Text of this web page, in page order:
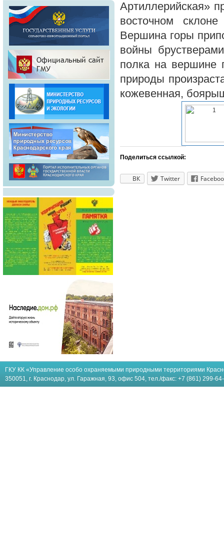
Артиллерийская»
восточном
Вершина горы
войны
полка на вершине
природы
кожевенная,
Поделиться ссылкой:
ВК Twitter
ГКУ КК «Управление особо охраняемыми природными территориями
350051, г. Краснодар, ул. Гаражная, 93, офис 504, тел./факс: +7 (861) 299-